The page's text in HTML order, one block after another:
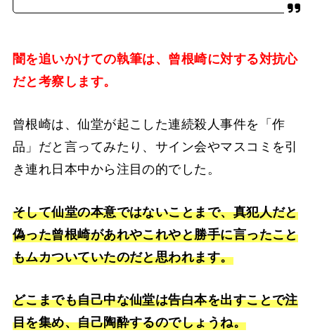
闇を追いかけての執筆は、曾根崎に対する対抗心
だと考察します。
曾根崎は、仙堂が起こした連続殺人事件を「作
品」だと言ってみたり、サイン会やマスコミを引
き連れ日本中から注目の的でした。
そして仙堂の本意ではないことまで、真犯人だと
偽った曾根崎があれやこれやと勝手に言ったこと
もムカついていたのだと思われます。
どこまでも自己中な仙堂は告白本を出すことで注
目を集め、自己陶酔するのでしょうね。